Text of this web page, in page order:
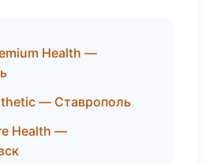
Health —
— Ставрополь
Health —